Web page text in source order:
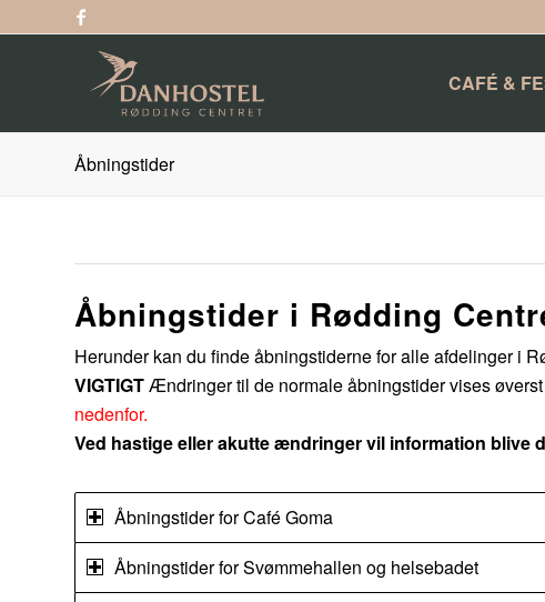
CAFÉ &
Åbningstider
Åbningstider i Rødding
Herunder kan du finde åbningstiderne for alle afdelinger i
VIGTIGTÆndringer til de normale åbningstider vises
nedenfor.
Ved hastige eller akutte ændringer vil information blive
Åbningstider for Café Goma
Åbningstider for Svømmehallen og helsebadet